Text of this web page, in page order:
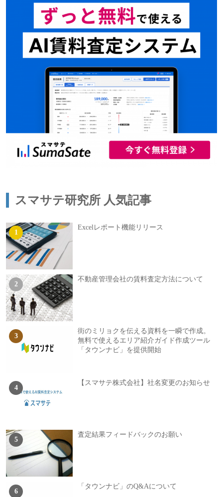
スマサテ研究所 人気記事
Excelレポート機能リリース
不動産管理会社の賃料査定方法について
街のミリョクを伝える資料を一瞬で作成。
無料で使えるエリア紹介ガイド作成ツール
「タウンナビ」を提供開始
【スマサテ株式会社】社名変更のお知らせ
査定結果フィードバックのお願い
「タウンナビ」のQ&Aについて